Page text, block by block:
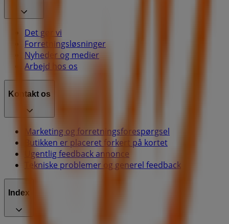
Det gør vi
Forretningsløsninger
Nyheder og medier
Arbejd hos os
Kontakt os
Marketing og forretningsforespørgsel
Butikken er placeret forkert på kortet
Ugentlig feedback annonce
Tekniske problemer og generel feedback
Index